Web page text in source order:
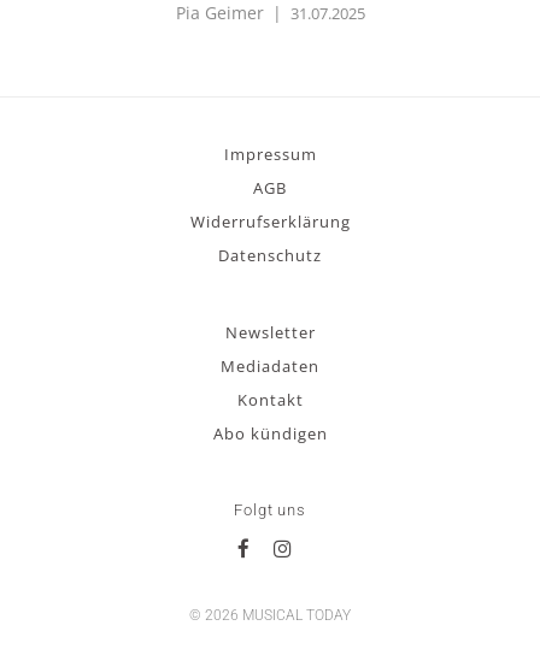
Pia Geimer | 31.07.2025
Impressum
AGB
Widerrufserklärung
Datenschutz
Newsletter
Mediadaten
Kontakt
Abo kündigen
Folgt uns
© 2026 MUSICAL TODAY